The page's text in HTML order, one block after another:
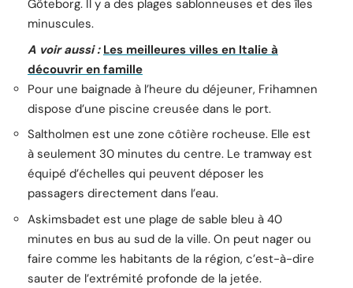
Göteborg. Il y a des plages sablonneuses et des îles
minuscules.
A voir aussi : Les meilleures villes en Italie à
découvrir en famille
Pour une baignade à l’heure du déjeuner, Frihamnen
dispose d’une piscine creusée dans le port.
Saltholmen est une zone côtière rocheuse. Elle est
à seulement 30 minutes du centre. Le tramway est
équipé d’échelles qui peuvent déposer les
passagers directement dans l’eau.
Askimsbadet est une plage de sable bleu à 40
minutes en bus au sud de la ville. On peut nager ou
faire comme les habitants de la région, c’est-à-dire
sauter de l’extrémité profonde de la jetée.